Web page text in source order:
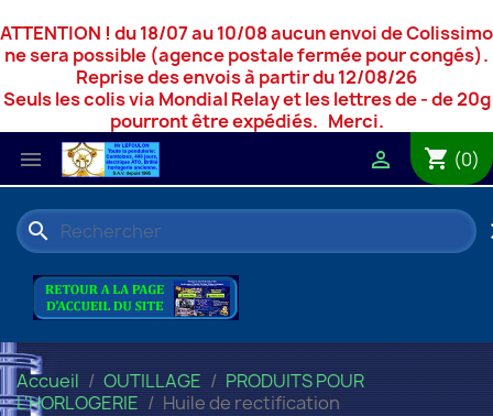
ATTENTION ! du 18/07 au 10/08 aucun envoi de Colissimo
ne sera possible (agence postale fermée pour congés).
Reprise des envois à partir du 12/08/26
Seuls les colis via Mondial Relay et les lettres de - de 20g
pourront être expédiés. Merci.
 shopping_cart (0)

search
Accueil OUTILLAGE
PRODUITS POUR
L'HORLOGERIE
Huile de rectification